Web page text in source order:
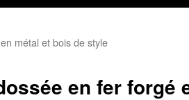
métal et bois de style
en fer forgé